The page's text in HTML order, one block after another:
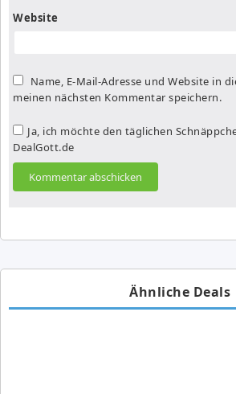
Website
Name, E-Mail-Adresse und Website in
meinen nächsten Kommentar speichern.
Ja, ich möchte den täglichen
DealGott.de
Ähnliche Deals